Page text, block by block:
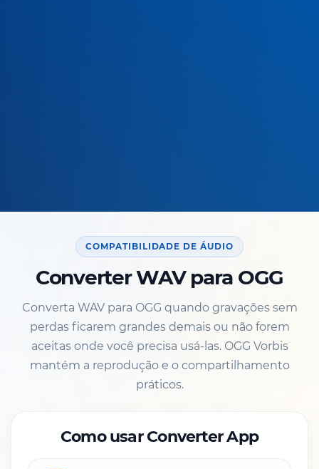
COMPATIBILIDADE DE ÁUDIO
Converter WAV para OGG
Converta WAV para OGG quando gravações sem
perdas ficarem grandes demais ou não forem
aceitas onde você precisa usá-las. OGG Vorbis
mantém a reprodução e o compartilhamento
práticos.
Como usar Converter App